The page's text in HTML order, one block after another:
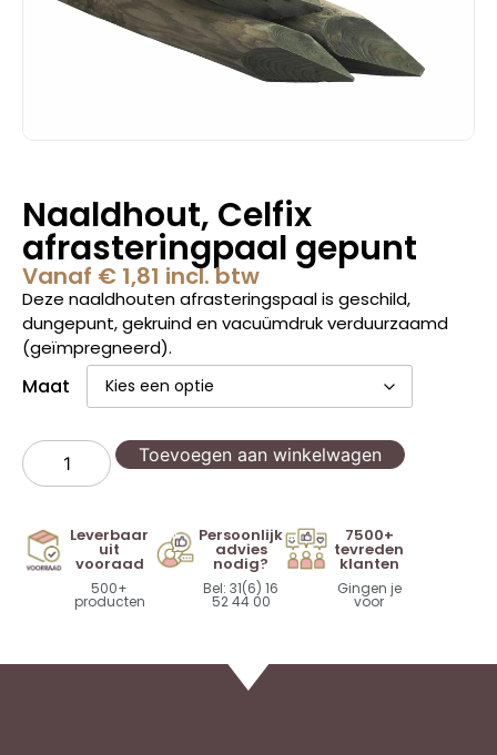
Naaldhout, Celfix
afrasteringpaal gepunt
Vanaf € 1,81 incl. btw
Deze naaldhouten afrasteringspaal is geschild,
dungepunt, gekruind en vacuümdruk verduurzaamd
(geïmpregneerd).
Maat
Toevoegen aan winkelwagen
Leverbaar
uit
vooraad
500+
producten
Persoonlijk
advies
nodig?
Bel: 31(6) 16
52 44 00
7500+
tevreden
klanten
Gingen je
voor